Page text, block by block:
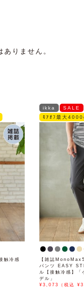
りません。
触冷感
ikka
SALE
ﾓｱｵﾌ最大
【雑誌
パンツ EASY
ル【接触冷感】「
デル」
¥3,073（税込